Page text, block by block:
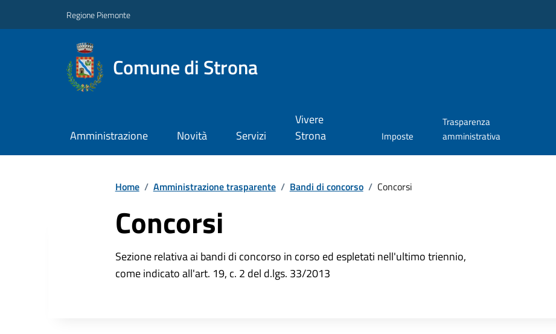
Regione Piemonte
Comune di Strona
Amministrazione Novità Servizi
Vivere
Strona
Imposte
Trasparenza
amministrativa
Home / Amministrazione trasparente / Bandi di concorso / Concorsi
Concorsi
Sezione relativa ai bandi di concorso in corso ed espletati nell'ultimo triennio,
come indicato all'art. 19, c. 2 del d.lgs. 33/2013